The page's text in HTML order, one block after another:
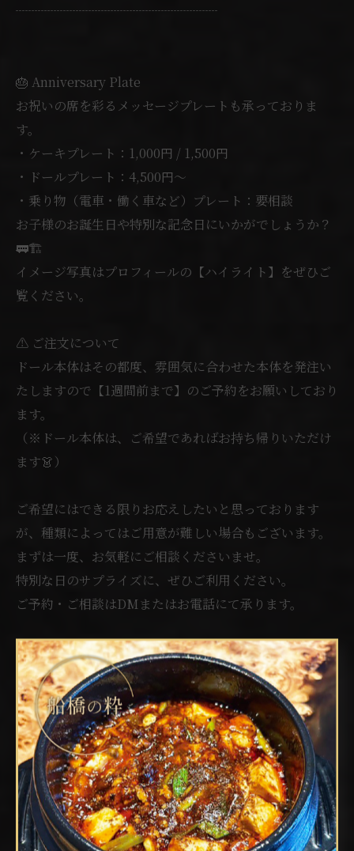
┈┈┈┈┈┈┈┈┈┈┈┈┈┈┈┈
🎂 Anniversary Plate
お祝いの席を彩るメッセージプレートも承っておりま
す。
・ケーキプレート：1,000円 / 1,500円
・ドールプレート：4,500円〜
・乗り物（電車・働く車など）プレート：要相談
お子様のお誕生日や特別な記念日にいかがでしょうか？
🚃🏗️
イメージ写真はプロフィールの【ハイライト】をぜひご
覧ください。
⚠️ ご注文について
ドール本体はその都度、雰囲気に合わせた本体を発注い
たしますので【1週間前まで】のご予約をお願いしており
ます。
（※ドール本体は、ご希望であればお持ち帰りいただけ
ます👗）
ご希望にはできる限りお応えしたいと思っております
が、種類によってはご用意が難しい場合もございます。
まずは一度、お気軽にご相談くださいませ。
特別な日のサプライズに、ぜひご利用ください。
ご予約・ご相談はDMまたはお電話にて承ります。
⚠️1月ランチの営業時間の変更
対象のお日にち(31日)
31日ランチの営業開始時間が異なります。
11時からとなりますのでご注意下さい。
🍽️ディナー貸切のご予約済みお日にち